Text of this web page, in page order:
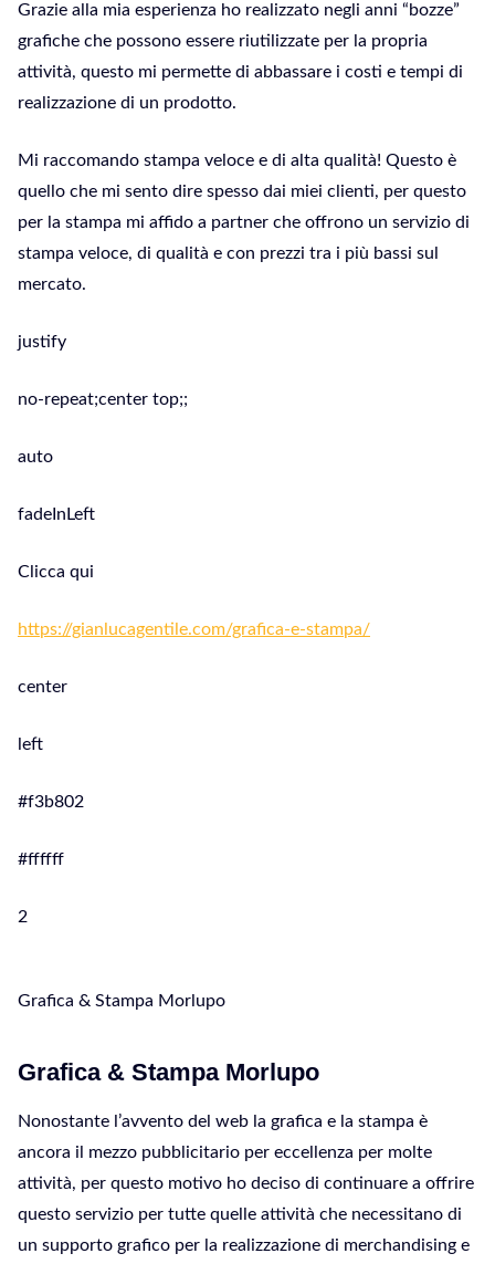
Grazie alla mia esperienza ho realizzato negli anni “bozze”
grafiche che possono essere riutilizzate per la propria
attività, questo mi permette di abbassare i costi e tempi di
realizzazione di un prodotto.
Mi raccomando stampa veloce e di alta qualità! Questo è
quello che mi sento dire spesso dai miei clienti, per questo
per la stampa mi affido a partner che offrono un servizio di
stampa veloce, di qualità e con prezzi tra i più bassi sul
mercato.
justify
no-repeat;center top;;
auto
fadeInLeft
Clicca qui
https://gianlucagentile.com/grafica-e-stampa/
center
left
#f3b802
#ffffff
2
Grafica & Stampa Morlupo
Grafica & Stampa Morlupo
Nonostante l’avvento del web la grafica e la stampa è
ancora il mezzo pubblicitario per eccellenza per molte
attività, per questo motivo ho deciso di continuare a offrire
questo servizio per tutte quelle attività che necessitano di
un supporto grafico per la realizzazione di merchandising e